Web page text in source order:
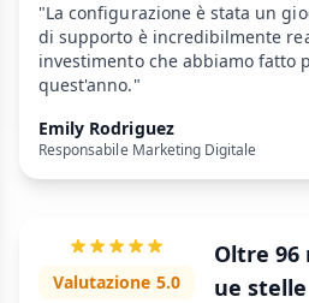
"La configurazione è stata un
di supporto è incredibilmente
investimento che abbiamo fatto
quest'anno."
Emily Rodriguez
Responsabile Marketing Digitale
Valutazione 5.0
Oltre 96
ue stelle